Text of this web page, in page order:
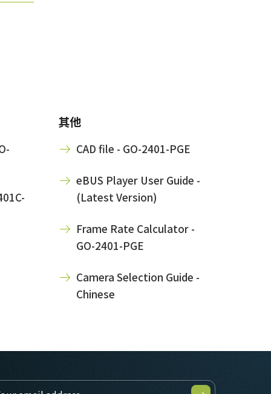
其他
CAD file - GO-2401-PGE
eBUS Player User Guide -
(Latest Version)
Frame Rate Calculator -
GO-2401-PGE
Camera Selection Guide -
Chinese